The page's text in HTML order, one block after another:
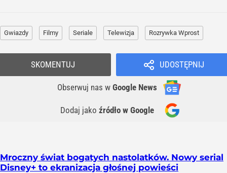
Gwiazdy Filmy Seriale Telewizja Rozrywka Wprost
UDOSTĘPNIJ
Obserwuj nas w Google News
Dodaj jako źródło w Google
SKOMENTUJ
Mroczny świat bogatych nastolatków. Nowy serial
Disney+ to ekranizacja głośnej powieści